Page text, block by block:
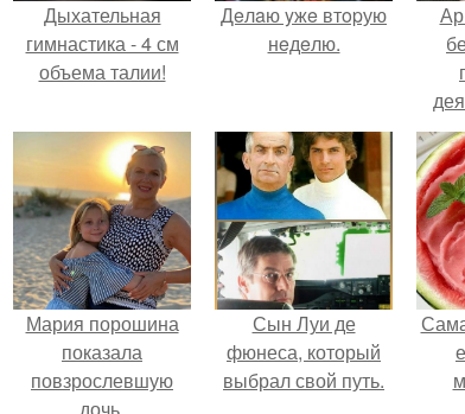
Дыхательная
гимнастика - 4 см
объема талии!
Дeлaю yжe втopую
нeдeлю.
Мария порошина
показала
повзрослевшую
Сын Луи де
фюнеса, который
выбрал свой путь.